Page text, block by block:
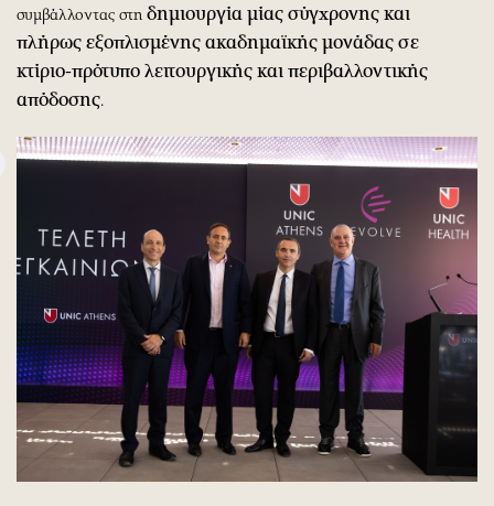
συμβάλλοντας στη δημιουργία μίας σύγχρονης και
πλήρως εξοπλισμένης ακαδημαϊκής μονάδας σε
κτίριο-πρότυπο λειτουργικής και περιβαλλοντικής
απόδοσης.